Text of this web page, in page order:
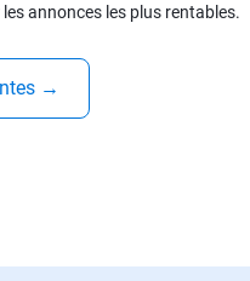
annonces les plus rentables.
→